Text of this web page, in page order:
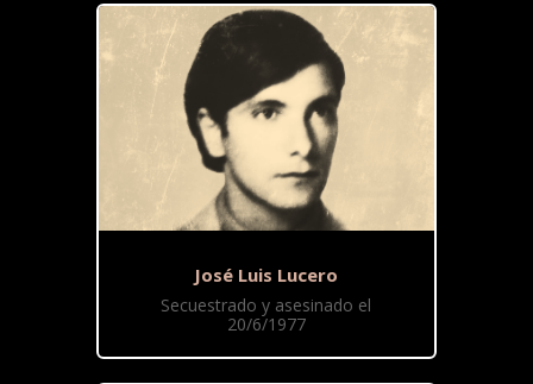
José Luis Lucero
Secuestrado y asesinado el
20/6/1977